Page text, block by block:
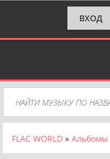
ВХОД
FLAC WORLD » Альбомы